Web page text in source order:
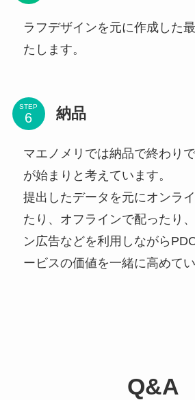
ラフデザインを元に作成した
たします。
STEP 納品
マエノメリでは納品で終わり
が始まりと考えています。
提出したデータを元にオンラ
たり、オフラインで配ったり
ン広告などを利用しながら
ービスの価値を一緒に高めてい
Q&A